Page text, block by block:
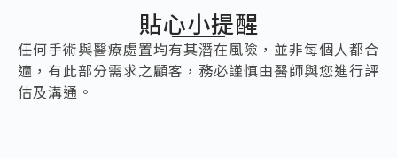
貼心小提醒
任何手術與醫療處置均有其潛在風險，並非每個人都合
適，有此部分需求之顧客，務必謹慎由醫師與您進行評
估及溝通。